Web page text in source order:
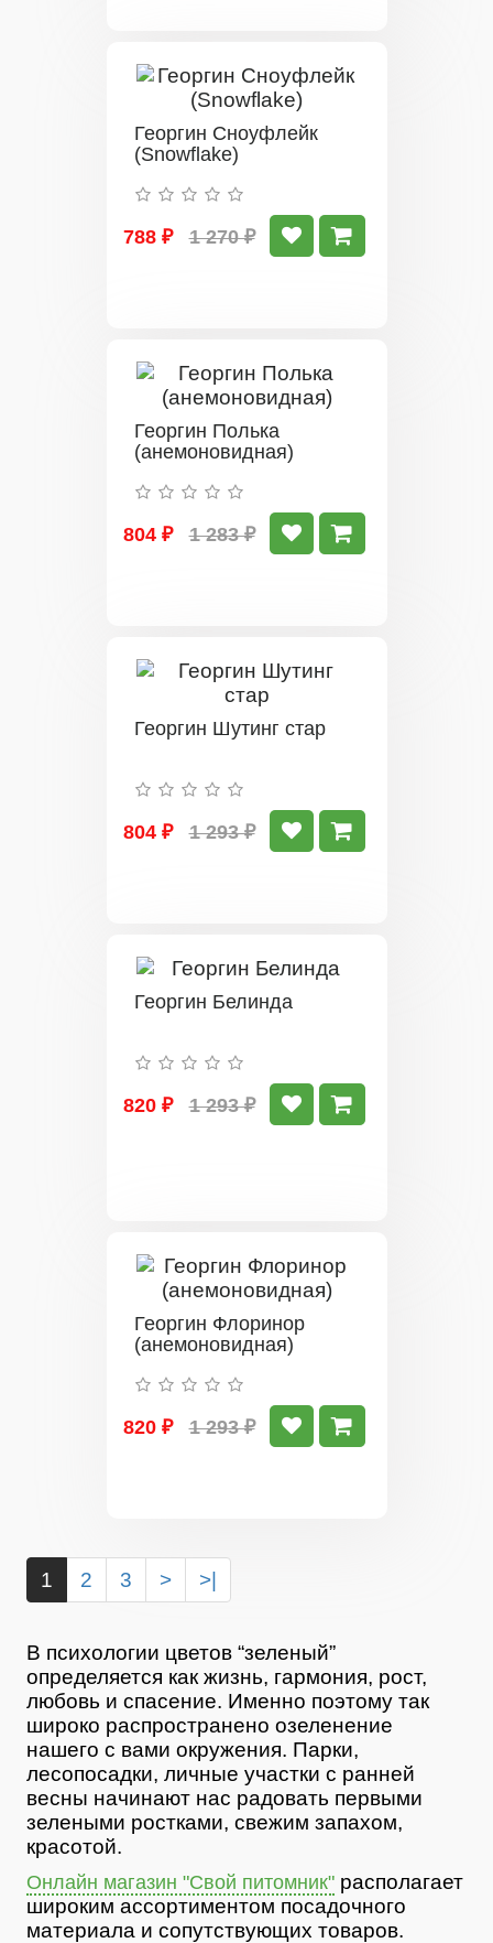
Георгин Сноуфлейк
(Snowflake)
788 ₽ 1 270 ₽
Георгин Полька
(анемоновидная)
804 ₽ 1 283 ₽
Георгин Шутинг стар
804 ₽ 1 293 ₽
Георгин Белинда
820 ₽ 1 293 ₽
Георгин Флоринор
(анемоновидная)
820 ₽ 1 293 ₽
1 2 3 > >|
В психологии цветов “зеленый”
определяется как жизнь, гармония, рост,
любовь и спасение. Именно поэтому так
широко распространено озеленение
нашего с вами окружения. Парки,
лесопосадки, личные участки с ранней
весны начинают нас радовать первыми
зелеными ростками, свежим запахом,
красотой.
Онлайн магазин "Свой питомник" располагает
широким ассортиментом посадочного
материала и сопутствующих товаров.